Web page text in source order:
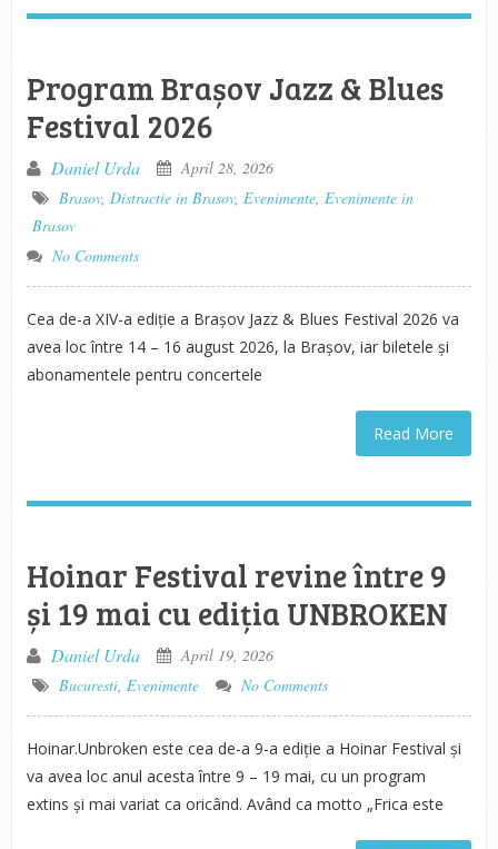
Program Brașov Jazz & Blues
Festival 2026
Daniel Urda
April 28, 2026
Brasov, Distractie in Brasov, Evenimente, Evenimente in
Brasov
No Comments
Cea de-a XIV-a ediție a Brașov Jazz & Blues Festival 2026 va
avea loc între 14 – 16 august 2026, la Brașov, iar biletele și
abonamentele pentru concertele
Read More
Hoinar Festival revine între 9
și 19 mai cu ediția UNBROKEN
Daniel Urda
April 19, 2026
Bucuresti, Evenimente No Comments
Hoinar.Unbroken este cea de-a 9-a ediție a Hoinar Festival și
va avea loc anul acesta între 9 – 19 mai, cu un program
extins și mai variat ca oricând. Având ca motto „Frica este